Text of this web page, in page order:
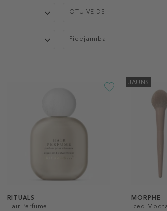
OTU VEIDS
Pieejamība
RITUALS
Hair Perfume
JAUNS
MORPHE
Iced